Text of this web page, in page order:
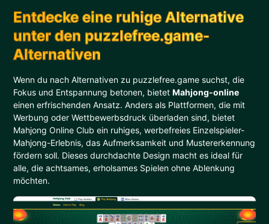
Entdecke eine ruhige Alternative
unter den puzzlefree.game-
Alternativen
Wenn du nach Alternativen zu puzzlefree.game suchst, die
Fokus und Entspannung betonen, bietetMahjong-online
einen erfrischenden Ansatz. Anders als Plattformen, die mit
Werbung oder Wettbewerbsdruck überladen sind, bietet
Mahjong Online Club ein ruhiges, werbefreies Einzelspieler-
Mahjong-Erlebnis, das Aufmerksamkeit und Mustererkennung
fördern soll. Dieses durchdachte Design macht es ideal für
alle, die achtsames, erholsames Spielen ohne Ablenkung
möchten.